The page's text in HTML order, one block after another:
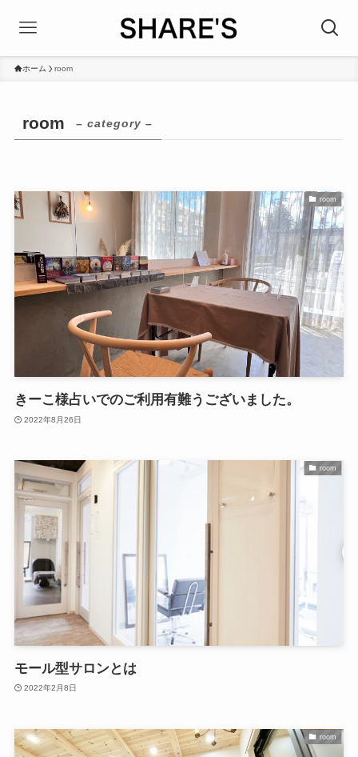
ホーム room
room – category –
room
きーこ様占いでのご利用有難うございました。
2022年8月26日
room
モール型サロンとは
2022年2月8日
room